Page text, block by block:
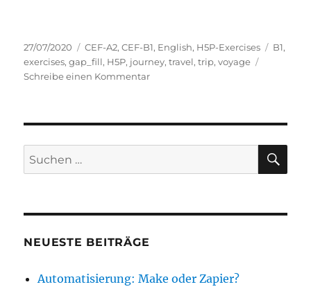
Veröffentlicht
am
27/07/2020 Kategorien
CEF-A2,CEF-B1, English, H5P-Exercises B1,
exercises,gap_fill, H5P, journey,travel,trip,voyage
Schreibe einen Kommentarzu
Journey
Voyage
Suche
nach:
NEUESTE BEITRÄGE
Automatisierung: Make oder Zapier?